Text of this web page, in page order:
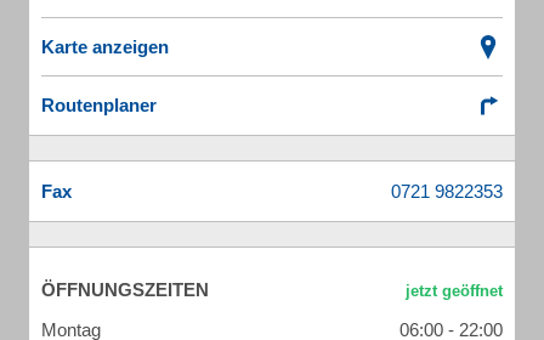
Karte anzeigen
Routenplaner
Fax
ÖFFNUNGSZEITEN
Montag
06:00 - 22:00